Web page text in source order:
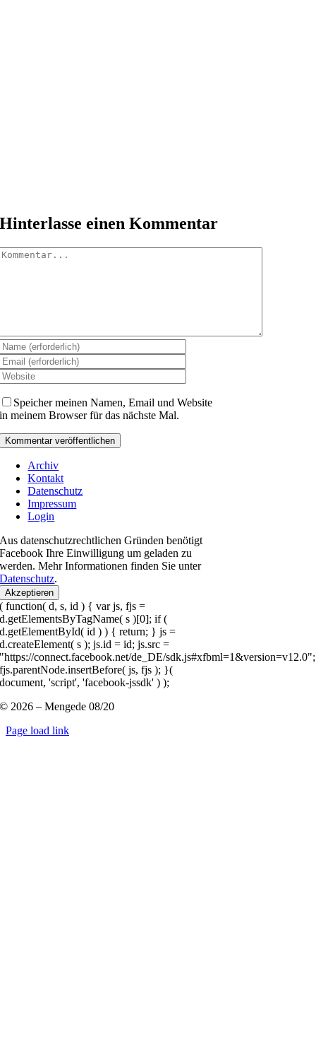
Hinterlasse einen Kommentar
Speicher meinen Namen, Email und Website
in meinem Browser für das nächste Mal.
Archiv
Kontakt
Datenschutz
Impressum
Login
Aus datenschutzrechtlichen Gründen benötigt
Facebook Ihre Einwilligung um geladen zu
werden. Mehr Informationen finden Sie unter
Datenschutz.
Akzeptieren
( function( d, s, id ) { var js, fjs =
d.getElementsByTagName( s )[0]; if (
d.getElementById( id ) ) { return; } js =
d.createElement( s ); js.id = id; js.src =
"https://connect.facebook.net/de_DE/sdk.js#xfbml=1&version=v12.0";
fjs.parentNode.insertBefore( js, fjs ); }(
document, 'script', 'facebook-jssdk' ) );
© 2026 – Mengede 08/20
Page load link